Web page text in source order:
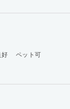
好
ペット可